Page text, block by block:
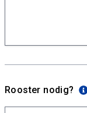
Rooster nodig?